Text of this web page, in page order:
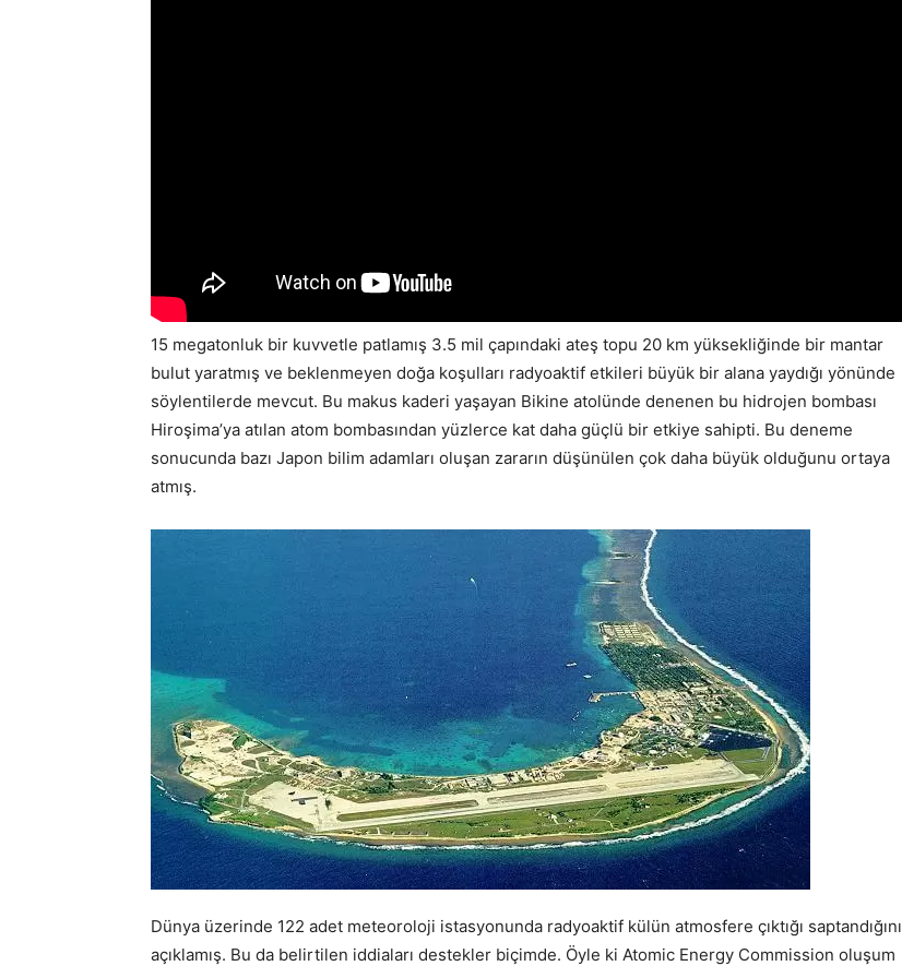
15 megatonluk bir kuvvetle patlamış 3.5 mil çapındaki ateş topu 20 km yüksekliğinde bir mantar
bulut yaratmış ve beklenmeyen doğa koşulları radyoaktif etkileri büyük bir alana yaydığı yönünde
söylentilerde mevcut. Bu makus kaderi yaşayan Bikine atolünde denenen bu hidrojen bombası
Hiroşima’ya atılan atom bombasından yüzlerce kat daha güçlü bir etkiye sahipti. Bu deneme
sonucunda bazı Japon bilim adamları oluşan zararın düşünülen çok daha büyük olduğunu ortaya
atmış.
Dünya üzerinde 122 adet meteoroloji istasyonunda radyoaktif külün atmosfere çıktığı saptandığını
açıklamış. Bu da belirtilen iddiaları destekler biçimde. Öyle ki Atomic Energy Commission oluşum